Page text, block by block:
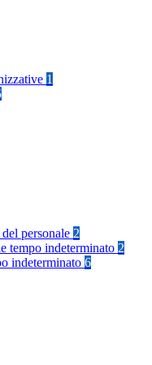
1
personale 2
tempo indeterminato 2
indeterminato 6